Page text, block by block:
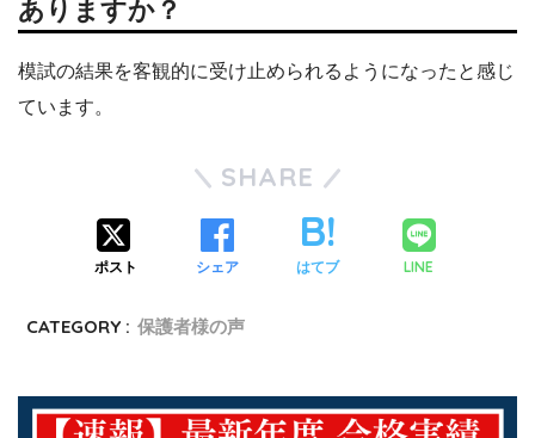
ありますか？
模試の結果を客観的に受け止められるようになったと感じ
ています。
SHARE
ポスト シェア はてブ LINE
CATEGORY : 保護者様の声